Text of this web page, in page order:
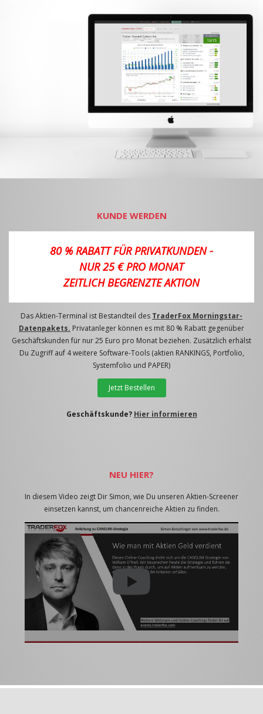
KUNDE WERDEN
80 % RABATT FÜR PRIVATKUNDEN -
NUR 25 € PRO MONAT
ZEITLICH BEGRENZTE AKTION
Das Aktien-Terminal ist Bestandteil des TraderFox Morningstar-
Datenpakets. Privatanleger können es mit 80 % Rabatt gegenüber
Geschäftskunden für nur 25 Euro pro Monat beziehen. Zusätzlich erhälst
Du Zugriff auf 4 weitere Software-Tools (aktien RANKINGS, Portfolio,
Systemfolio und PAPER)
Jetzt Bestellen
Geschäftskunde? Hier informieren
NEU HIER?
In diesem Video zeigt Dir Simon, wie Du unseren Aktien-Screener
einsetzen kannst, um chancenreiche Aktien zu finden.